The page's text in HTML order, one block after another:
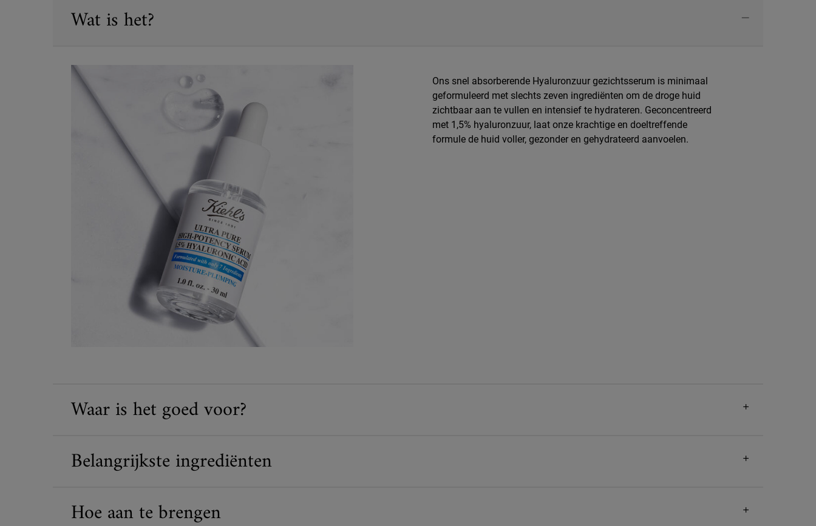
Wat is het?
Ons snel absorberende Hyaluronzuur gezichtsserum is minimaal
geformuleerd met slechts zeven ingrediënten om de droge huid
zichtbaar aan te vullen en intensief te hydrateren. Geconcentreerd
met 1,5% hyaluronzuur, laat onze krachtige en doeltreffende
formule de huid voller, gezonder en gehydrateerd aanvoelen.
Waar is het goed voor?
Belangrijkste ingrediënten
Hoe aan te brengen